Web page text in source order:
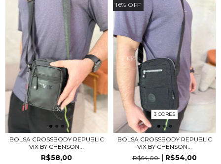
BOLSA CROSSBODY REPUBLIC
VIX BY CHENSON...
R$58,00
16% OFF
3 CORES
BOLSA CROSSBODY REPUBLIC
VIX BY CHENSON...
R$64,00
R$54,00